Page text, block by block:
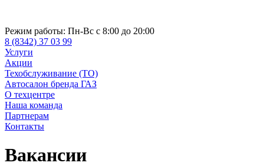
Режим работы: Пн-Вс с 8:00 до 20:00
8 (8342) 37 03 99
Услуги
Акции
Техобслуживание (ТО)
Автосалон бренда ГАЗ
О техцентре
Наша команда
Партнерам
Контакты
Вакансии